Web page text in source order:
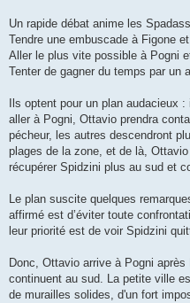
Un rapide débat anime les
Tendre une embuscade à Figone
Aller le plus vite possible à Pogni
Tenter de gagner du temps par un
Ils optent pour un plan audacieux
aller à Pogni, Ottavio prendra
pécheur, les autres descendront
plages de la zone, et de là,
récupérer Spidzini plus au sud et
Le plan suscite quelques
affirmé est d’éviter toute
leur priorité est de voir Spidzini
Donc, Ottavio arrive à Pogni
continuent au sud. La petite ville
de murailles solides, d'un fort